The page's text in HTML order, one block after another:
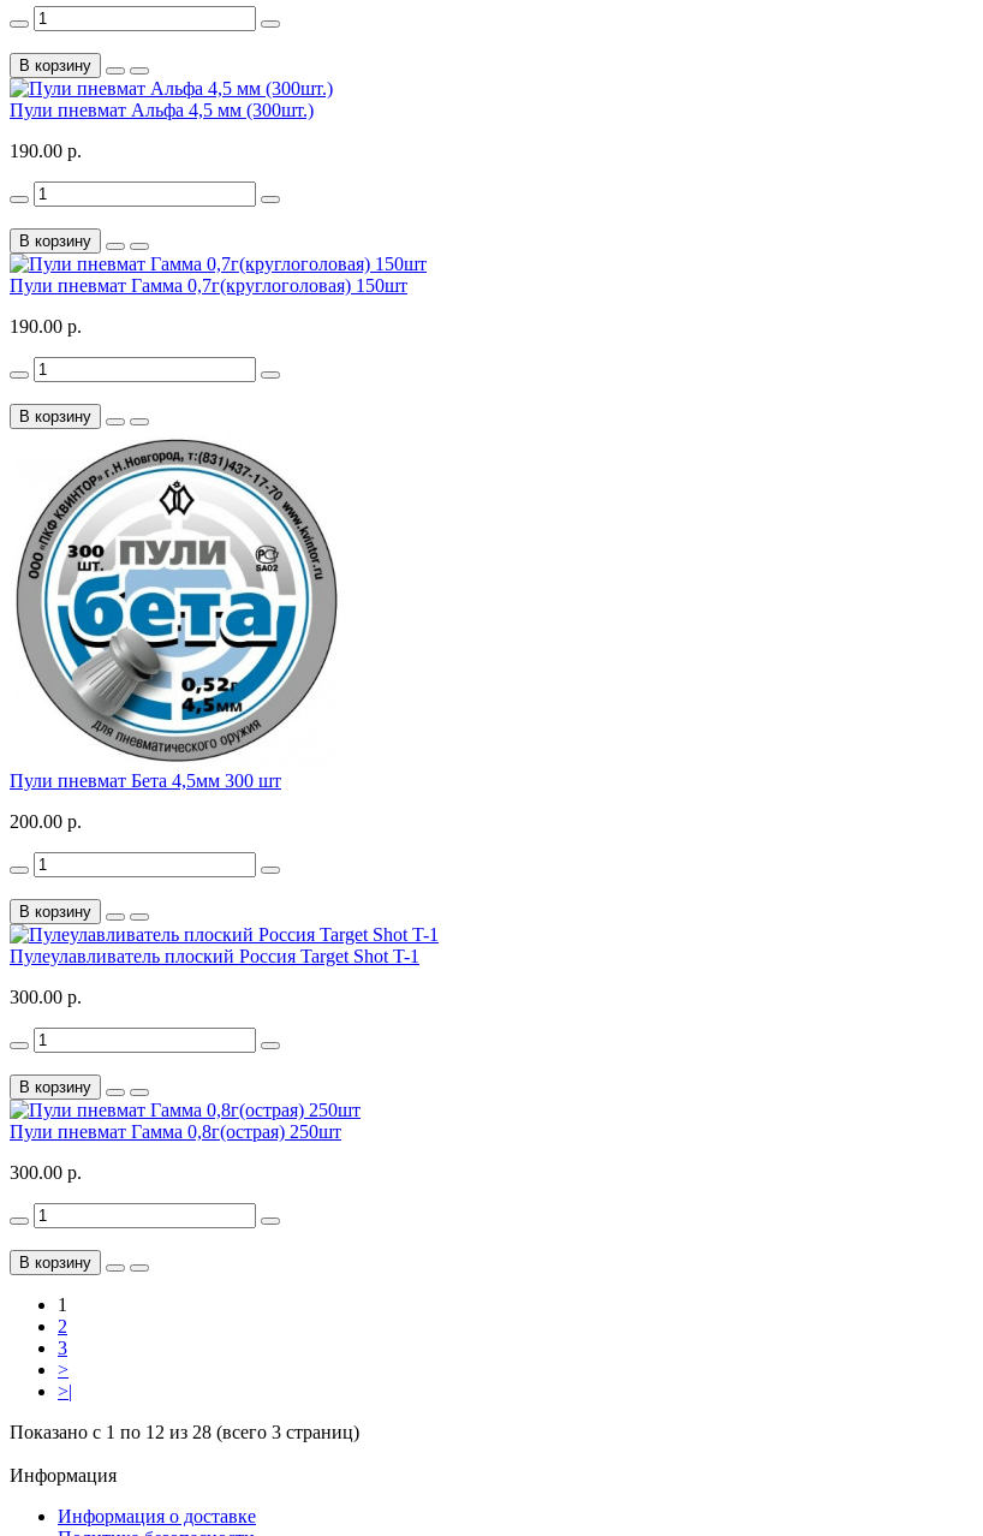
В корзину
Пули пневмат Альфа 4,5 мм (300шт.)
190.00 р.
В корзину
Пули пневмат Гамма 0,7г(круглоголовая) 150шт
190.00 р.
В корзину
Пули пневмат Бета 4,5мм 300 шт
200.00 р.
В корзину
Пулеулавливатель плоский Россия Target Shot T-1
300.00 р.
В корзину
Пули пневмат Гамма 0,8г(острая) 250шт
300.00 р.
В корзину
1
2
3
>
>|
Показано с 1 по 12 из 28 (всего 3 страниц)
Информация
Информация о доставке